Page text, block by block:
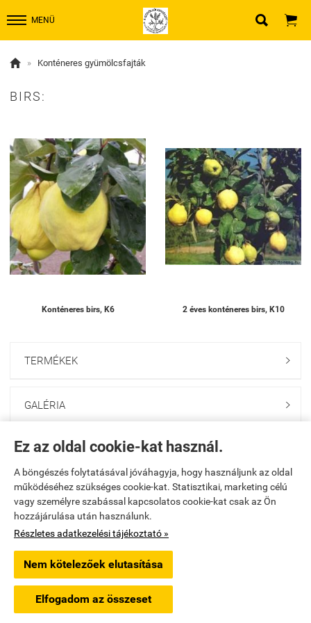
Ez az oldal cookie-kat használ.
A böngészés folytatásával jóváhagyja, hogy használjunk az oldal
működéséhez szükséges cookie-kat. Statisztikai, marketing célú
vagy személyre szabással kapcsolatos cookie-kat csak az Ön
hozzájárulása után használunk.
Részletes adatkezelési tájékoztató »
Nem kötelezőek elutasítása
Elfogadom az összeset
MENÜ  
 » Konténeres gyümölcsfajták
BIRS:
Konténeres birs, K6 2 éves konténeres birs, K10
TERMÉKEK 
GALÉRIA 
ONLINE GAZDABOLT
Saját fiók
Elérhetőségek
Webáruház készítés